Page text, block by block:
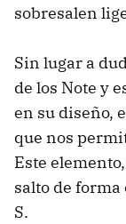
sobresalen
Sin lugar a
de los Note y
en su diseño,
que nos
Este
salto de
S.